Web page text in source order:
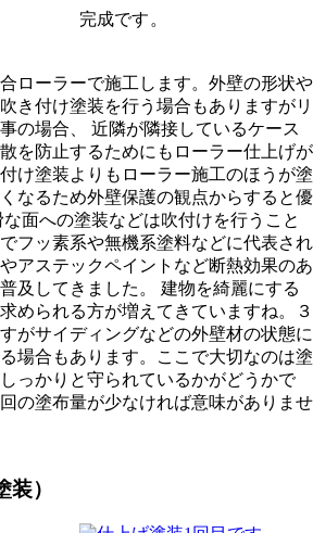
完成です。
ローラーで施工します。外壁の形状や
き付け塗装を行う場合もありますがリ
の場合、 近隣が隣接しているケース
を防止するためにもローラー仕上げが
け塗装よりもローラー施工のほうが塗
なるため外壁保護の観点からすると優
面への塗装などは吹付けを行うこと
フッ素系や無機系塗料などに代表され
アステックペイントなど断熱効果のあ
及してきました。 建物を綺麗にする
められる方が増えてきていますね。３
がサイディングなどの外壁材の状態に
場合もあります。ここで大切なのは塗
っかりと守られているかがどうかで
の塗布量が少なければ意味がありませ
）